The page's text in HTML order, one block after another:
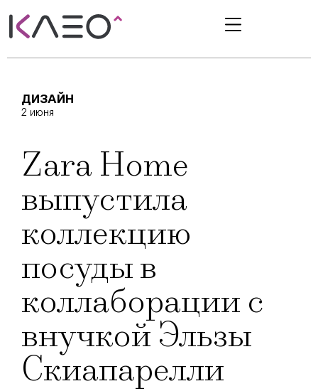
ДИЗАЙН
2 июня
Zara Home
выпустила
коллекцию
посуды в
коллаборации с
внучкой Эльзы
Скиапарелли